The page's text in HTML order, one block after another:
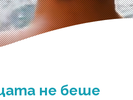
не беше